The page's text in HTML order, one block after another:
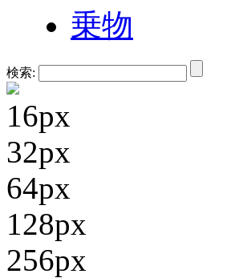
乗物
検索:
16px
32px
64px
128px
256px